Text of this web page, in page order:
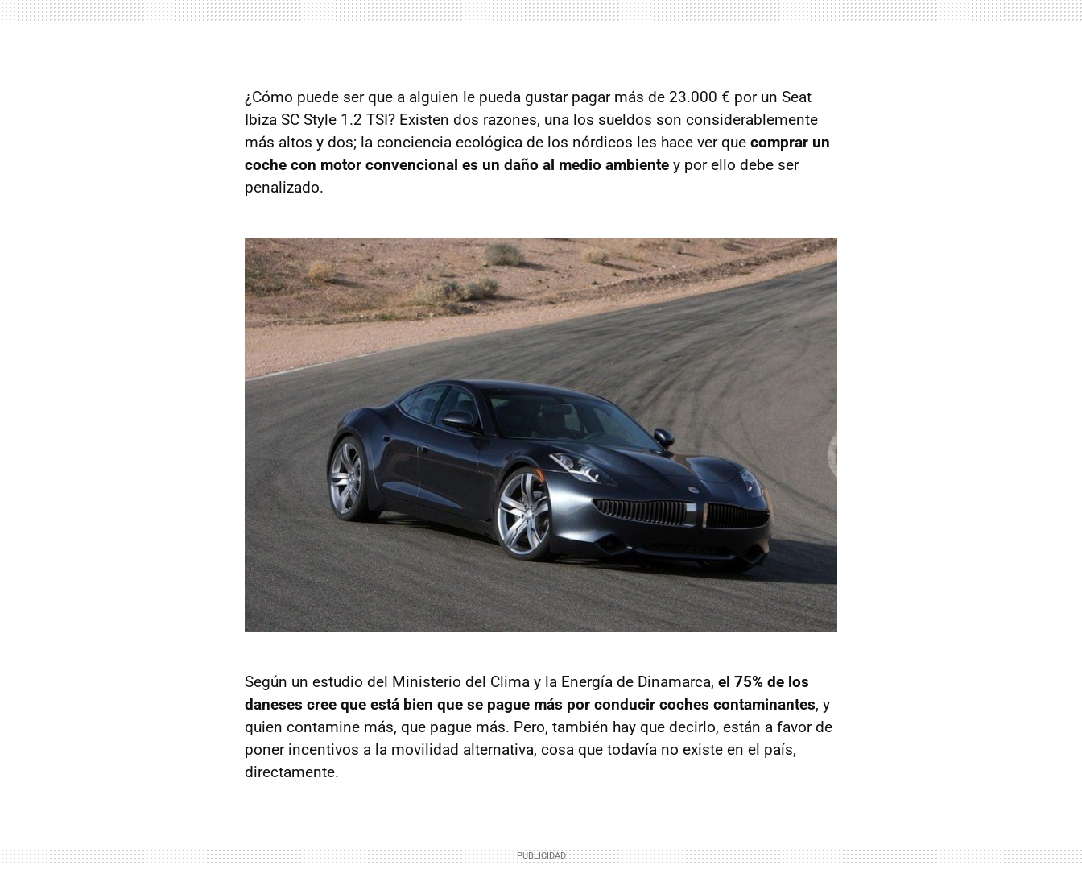
¿Cómo puede ser que a alguien le pueda gustar pagar más de 23.000 € por un Seat
Ibiza SC Style 1.2 TSI? Existen dos razones, una los sueldos son considerablemente
más altos y dos; la conciencia ecológica de los nórdicos les hace ver que comprar un
coche con motor convencional es un daño al medio ambiente y por ello debe ser
penalizado.
Según un estudio del Ministerio del Clima y la Energía de Dinamarca, el 75% de los
daneses cree que está bien que se pague más por conducir coches contaminantes, y
quien contamine más, que pague más. Pero, también hay que decirlo, están a favor de
poner incentivos a la movilidad alternativa, cosa que todavía no existe en el país,
directamente.